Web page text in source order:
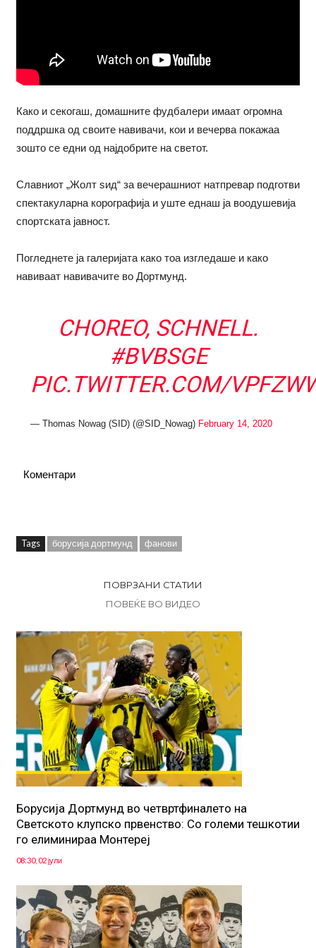
Како и секогаш, домашните фудбалери имаат огромна
поддршка од своите навивачи, кои и вечерва покажаа
зошто се едни од најдобрите на светот.
Славниот „Жолт ѕид“ за вечерашниот натпревар подготви
спектакуларна корографија и уште еднаш ја воодушевија
спортската јавност.
Погледнете ја галеријата како тоа изгледаше и како
навиваат навивачите во Дортмунд.
CHOREO, SCHNELL.
#BVBSGE
PIC.TWITTER.COM/
— Thomas Nowag (SID) (@SID_Nowag) February 14, 2020
Коментари
Tags борусија дортмунд фанови
ПОВРЗАНИ СТАТИИ
ПОВЕЌЕ ВО ВИДЕО
Борусија Дортмунд во четвртфиналето на
Светското клупско првенство: Со големи тешкотии
го елиминираа Монтереј
08:30, 02 јули